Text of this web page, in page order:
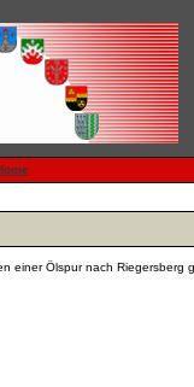
Ölspur nach Riegersberg